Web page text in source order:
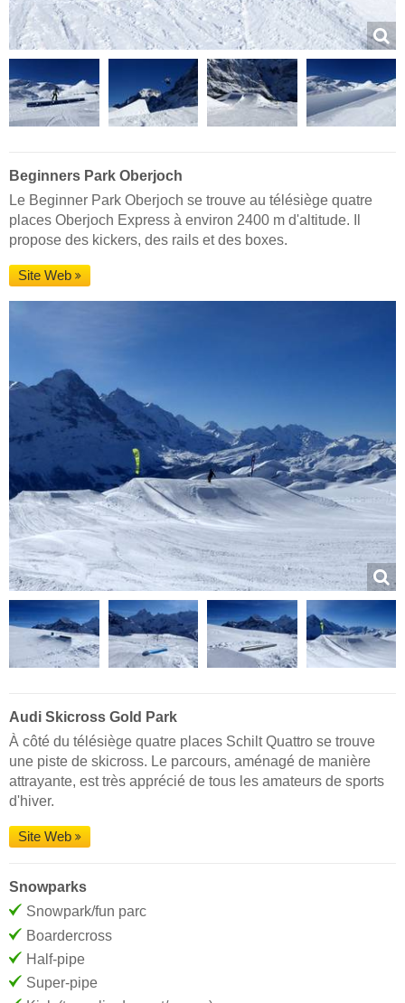
Beginners Park Oberjoch
Le Beginner Park Oberjoch se trouve au télésiège quatre
places Oberjoch Express à environ 2400 m d'altitude. Il
propose des kickers, des rails et des boxes.
Site Web
Audi Skicross Gold Park
À côté du télésiège quatre places Schilt Quattro se trouve
une piste de skicross. Le parcours, aménagé de manière
attrayante, est très apprécié de tous les amateurs de sports
d'hiver.
Site Web
Snowparks
Snowpark/fun parc
Boardercross
Half-pipe
Super-pipe